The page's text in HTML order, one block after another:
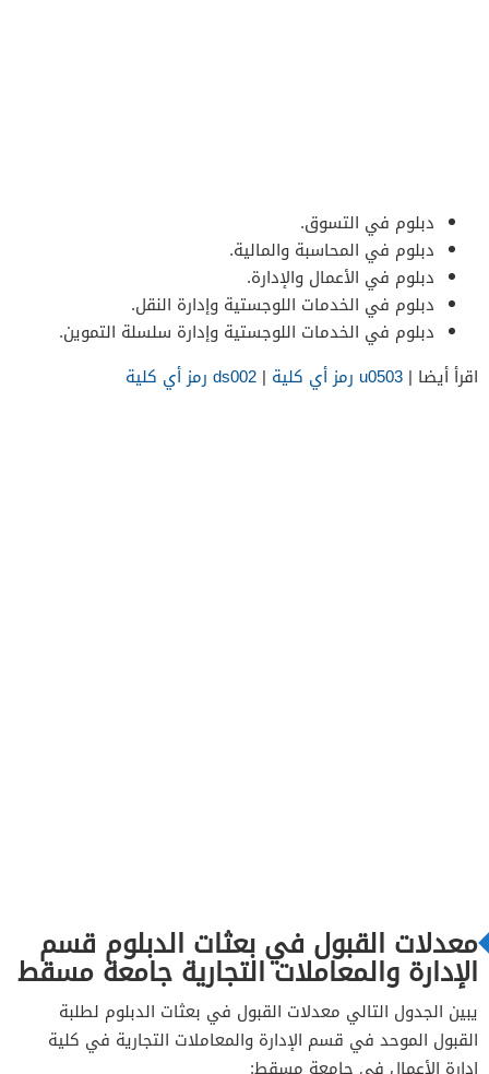
دبلوم في التسوق.
دبلوم في المحاسبة والمالية.
دبلوم في الأعمال والإدارة.
دبلوم في الخدمات اللوجستية وإدارة النقل.
دبلوم في الخدمات اللوجستية وإدارة سلسلة التموين.
اقرأ أيضا | u0503 رمز أي كلية | ds002 رمز أي كلية
معدلات القبول في بعثات الدبلوم قسم
الإدارة والمعاملات التجارية جامعة مسقط
يبين الجدول التالي معدلات القبول في بعثات الدبلوم لطلبة
القبول الموحد في قسم الإدارة والمعاملات التجارية في كلية